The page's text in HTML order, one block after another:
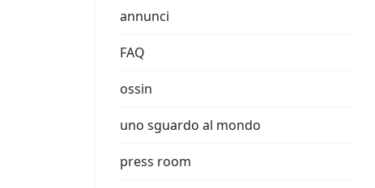
annunci
FAQ
ossin
uno sguardo al mondo
press room